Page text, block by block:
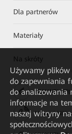
Dla partnerów
Materiały
Na skróty
HUAWEI
Huawei
Używamy plików
do zapewniania
do analizowania
informacje na
naszej witryny